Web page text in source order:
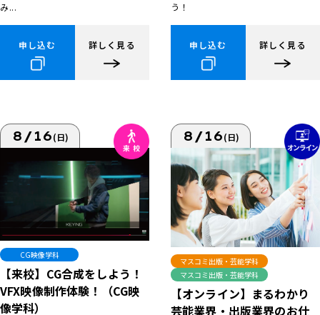
み...
申し込む 詳しく見る
う！
申し込む 詳しく見る
8/16(日)
CG映像学科
【来校】CG合成をしよう！
VFX映像制作体験！（CG映
像学科）
8/16(日)
マスコミ出版・芸能学科
マスコミ出版・芸能学科
【オンライン】まるわかり
芸能業界・出版業界のお仕